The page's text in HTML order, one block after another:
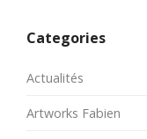
Categories
Actualités
Artworks Fabien